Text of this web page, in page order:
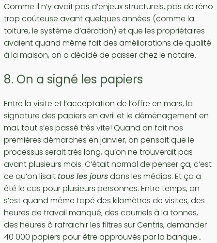
Comme il n’y avait pas d’enjeux structurels, pas de réno
trop coûteuse avant quelques années (comme la
toiture, le système d’aération) et que les propriétaires
avaient quand même fait des améliorations de qualité
à la maison, on a décidé de passer chez le notaire.
8. On a signé les papiers
Entre la visite et l’acceptation de l’offre en mars, la
signature des papiers en avril et le déménagement en
mai, tout s’es passé très vite! Quand on fait nos
premières démarches en janvier, on pensait que le
processus serait très long, qu’on ne trouverait pas
avant plusieurs mois. C’était normal de penser ça, c’est
ce qu’on lisait tous les joursdans les médias. Et ça a
été le cas pour plusieurs personnes. Entre temps, on
s’est quand même tapé des kilomètres de visites, des
heures de travail manqué, des courriels à la tonnes,
des heures à rafraichir les filtres sur Centris, demander
40 000 papiers pour être approuvés par la banque…